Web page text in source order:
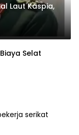
Laut Kaspia,
Selat
serikat